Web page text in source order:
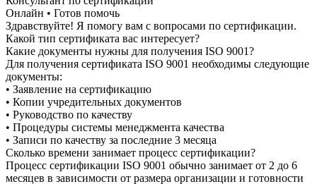
Онлайн • Готов помочь
Здравствуйте! Я помогу вам с вопросами по сертификации.
Какой тип сертификата вас интересует?
Какие документы нужны для получения ISO 9001?
Для получения сертификата ISO 9001 необходимы следующие
документы:
• Заявление на сертификацию
• Копии учредительных документов
• Руководство по качеству
• Процедуры системы менеджмента качества
• Записи по качеству за последние 3 месяца
Сколько времени занимает процесс сертификации?
Процесс сертификации ISO 9001 обычно занимает от 2 до 6
месяцев в зависимости от размера организации и готовности